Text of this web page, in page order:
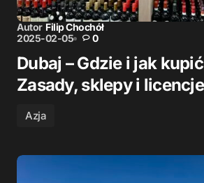
Autor Filip Chochół
2025-02-05
0
Dubaj – Gdzie i jak
Zasady, sklepy i licencje
Azja